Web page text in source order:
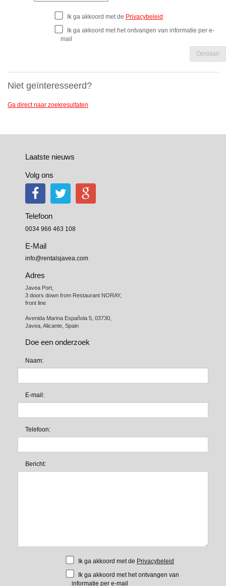
Ik ga akkoord met de Privacybeleid
Ik ga akkoord met het ontvangen van informatie per e-
mail
Opslaan
Niet geïnteresseerd?
Ga direct naar zoekresultaten
Laatste nieuws
Volg ons
Telefoon
0034 966 463 108
E-Mail
info@rentalsjavea.com
Adres
Javea Port,
3 doors down from Restaurant NORAY,
front line
Avenida Marina Española 5, 03730,
Javea, Alicante, Spain
Doe een onderzoek
Naam:
E-mail:
Telefoon:
Bericht:
Ik ga akkoord met de Privacybeleid
Ik ga akkoord met het ontvangen van
informatie per e-mail